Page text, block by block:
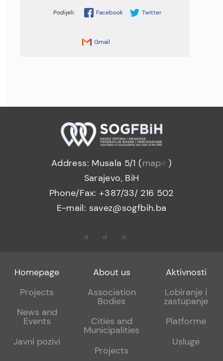
Facebook Twitter
Gmail
Address: Musala 5/1 (map
)
Sarajevo, BiH
Phone/Fax: +387/33/ 216 502
E-mail: savez@sogfbih.ba
Footer
menu
Homepage
Projects
News and
Events
Javni pozivi
Footer
sub
About us
Association
Bodies
Cities and
Municipalities
Projects
Footer
sub
Aktivnosti
Lobiranje i
zastupanje
Platforme
Usluge